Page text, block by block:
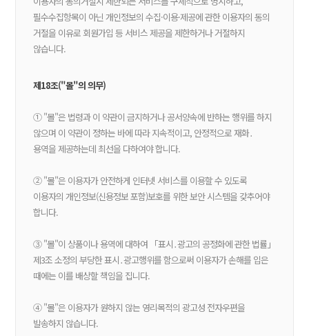
필수수집항목이 아닌 개인정보의 수집·이용·제공에 관한 이용자의 동의
거절을 이유로 회원가입 등 서비스 제공을 제한하거나 거절하지
않습니다.
제18조("몰"의 의무)
① "몰"은 법령과 이 약관이 금지하거나 공서양속에 반하는 행위를 하지
않으며 이 약관이 정하는 바에 따라 지속적이고, 안정적으로 재화․
용역을 제공하는데 최선을 다하여야 합니다.
② "몰"은 이용자가 안전하게 인터넷 서비스를 이용할 수 있도록
이용자의 개인정보(신용정보 포함)보호를 위한 보안 시스템을 갖추어야
합니다.
③ "몰"이 상품이나 용역에 대하여 「표시․광고의 공정화에 관한 법률」
제3조 소정의 부당한 표시․광고행위를 함으로써 이용자가 손해를 입은
때에는 이를 배상할 책임을 집니다.
④ "몰"은 이용자가 원하지 않는 영리목적의 광고성 전자우편을
발송하지 않습니다.